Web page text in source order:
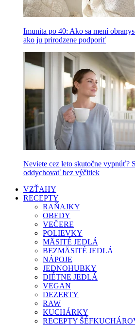
Imunita po 40: Ako sa mení
ako ju prirodzene podporiť
Neviete cez leto skutočne vypnúť?
oddychovať bez výčitiek
VZŤAHY
RECEPTY
RAŇAJKY
OBEDY
VEČERE
POLIEVKY
MÄSITÉ JEDLÁ
BEZMÄSITÉ JEDLÁ
NÁPOJE
JEDNOHUBKY
DIÉTNE JEDLÁ
VEGAN
DEZERTY
RAW
KUCHÁRKY
RECEPTY